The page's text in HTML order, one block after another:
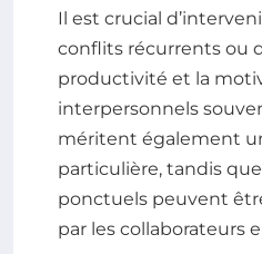
Il est crucial
conflits récurrents ou
productivité et la
interpersonnels
méritent également
particulière, tandis
ponctuels peuvent
par les collaborateurs